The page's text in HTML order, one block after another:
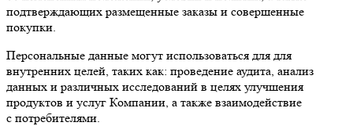
подтверждающих размещенные заказы и совершенные
покупки.
Персональные данные могут использоваться для для
внутренних целей, таких как: проведение аудита, анализ
данных и различных исследований в целях улучшения
продуктов и услуг Компании, а также взаимодействие
с потребителями.